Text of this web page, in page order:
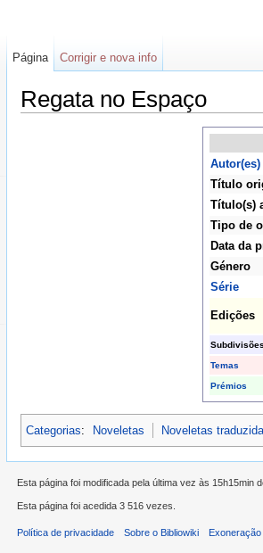
Regata no Espaço
Autor(es)
Título
Título(s)
Tipo de
Data da
Género
Série
Edições
Temas
Prémios
Categorias: Noveletas Noveletas
Página Corrigir e nova info
Esta página foi modificada pela última vez às 15h15min
Esta página foi acedida 3 516 vezes.
Política de privacidade Sobre o Bibliowiki